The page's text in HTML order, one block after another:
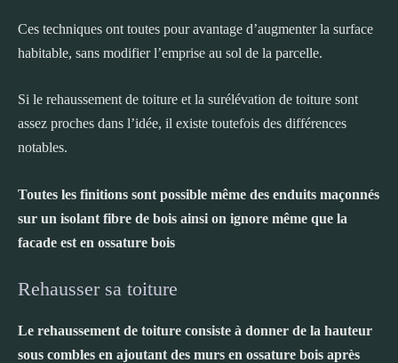
Ces techniques ont toutes pour avantage d’augmenter la surface
habitable, sans modifier l’emprise au sol de la parcelle.
Si le rehaussement de toiture et la surélévation de toiture sont
assez proches dans l’idée, il existe toutefois des différences
notables.
Toutes les finitions sont possible même des enduits maçonnés
sur un isolant fibre de bois ainsi on ignore même que la
facade est en ossature bois
Rehausser sa toiture
Le rehaussement de toiture consiste à donner de la hauteur
sous combles en ajoutant des murs en ossature bois après